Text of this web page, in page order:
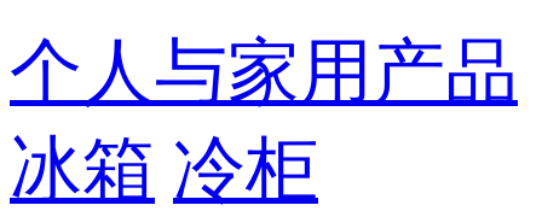
个人与家用产品
冰箱 冷柜